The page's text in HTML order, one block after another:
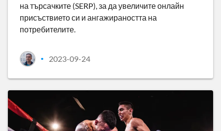
на търсачките (SERP), за да увеличите онлайн
присъствието си и ангажираността на
потребителите.
• 2023-09-24